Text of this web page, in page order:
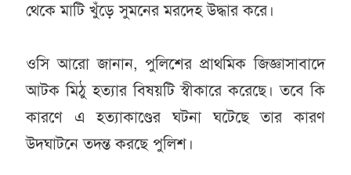
থেকে মাটি খুঁড়ে সুমনের মরদেহ উদ্ধার করে।
ওসি আরো জানান, পুলিশের প্রাথমিক জিজ্ঞাসাবাদে
আটক মিঠু হত্যার বিষয়টি স্বীকারে করেছে। তবে কি
কারণে এ হত্যাকাণ্ডের ঘটনা ঘটেছে তার কারণ
উদঘাটনে তদন্ত করছে পুলিশ।